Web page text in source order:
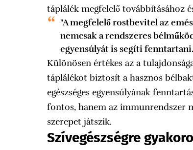
táplálék megfelelő továbbításához
"A megfelelő rostbevitel az
nemcsak a rendszeres
egyensúlyát is segíti
Különösen értékes az a
táplálékot biztosít a hasznos
egészséges egyensúlyának
fontos, hanem az immunrendszer
szerepet játszik.
Szívegészségre